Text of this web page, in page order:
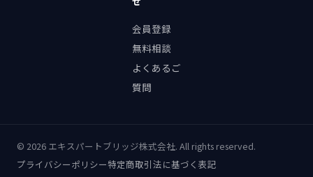
会員登録
無料相談
よくあるご
質問
© 2026 エキスパートブリッジ株式会社. All rights reserved.
プライバシーポリシー特定商取引法に基づく表記